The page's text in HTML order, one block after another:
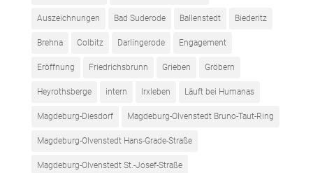
Auszeichnungen Bad Suderode Ballenstedt Biederitz
Brehna Colbitz Darlingerode Engagement
Eröffnung Friedrichsbrunn Grieben Gröbern
Heyrothsberge intern Irxleben Läuft bei Humanas
Magdeburg-Diesdorf Magdeburg-Olvenstedt Bruno-Taut-Ring
Magdeburg-Olvenstedt Hans-Grade-Straße
Magdeburg-Olvenstedt St.-Josef-Straße